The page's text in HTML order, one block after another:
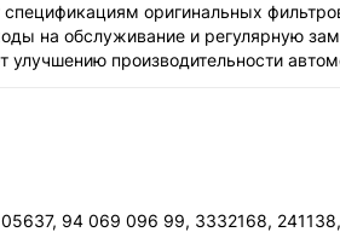
оригинальных
на обслуживание и регулярную
улучшению производительности
94 069 096 99, 3332168,